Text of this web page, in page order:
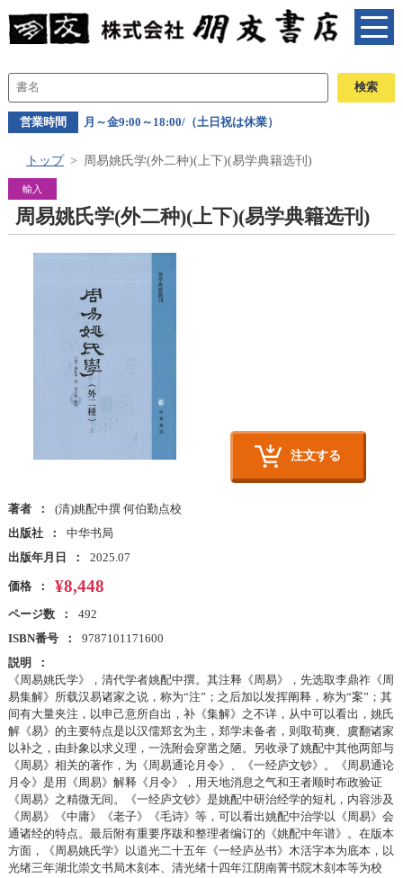
営業時間 月～金9:00～18:00/（土日祝は休業）
トップ 周易姚氏学(外二种)(上下)(易学典籍选刊)
輸入
周易姚氏学(外二种)(上下)(易学典籍选刊)
注文する
著者
(清)姚配中撰 何伯勤点校
出版社
中华书局
出版年月日
2025.07
価格 ¥8,448
ページ数
492
ISBN番号
9787101171600
説明
《周易姚氏学》，清代学者姚配中撰。其注释《周易》，先选取李鼎祚《周
易集解》所载汉易诸家之说，称为“注”；之后加以发挥阐释，称为“案”；其
间有大量夹注，以申己意所自出，补《集解》之不详，从中可以看出，姚氏
解《易》的主要特点是以汉儒郑玄为主，郑学未备者，则取荀爽、虞翻诸家
以补之，由卦象以求义理，一洗附会穿凿之陋。另收录了姚配中其他两部与
《周易》相关的著作，为《周易通论月令》、《一经庐文钞》。《周易通论
月令》是用《周易》解释《月令》，用天地消息之气和王者顺时布政验证
《周易》之精微无间。《一经庐文钞》是姚配中研治经学的短札，内容涉及
《周易》《中庸》《老子》《毛诗》等，可以看出姚配中治学以《周易》会
通诸经的特点。最后附有重要序跋和整理者编订的《姚配中年谱》。在版本
方面，《周易姚氏学》以道光二十五年《一经庐丛书》木活字本为底本，以
光绪三年湖北崇文书局木刻本、清光绪十四年江阴南菁书院木刻本等为校